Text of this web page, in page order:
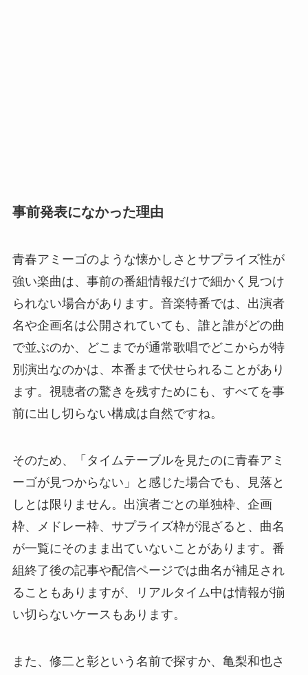
事前発表になかった理由
青春アミーゴのような懐かしさとサプライズ性が
強い楽曲は、事前の番組情報だけで細かく見つけ
られない場合があります。音楽特番では、出演者
名や企画名は公開されていても、誰と誰がどの曲
で並ぶのか、どこまでが通常歌唱でどこからが特
別演出なのかは、本番まで伏せられることがあり
ます。視聴者の驚きを残すためにも、すべてを事
前に出し切らない構成は自然ですね。
そのため、「タイムテーブルを見たのに青春アミ
ーゴが見つからない」と感じた場合でも、見落と
しとは限りません。出演者ごとの単独枠、企画
枠、メドレー枠、サプライズ枠が混ざると、曲名
が一覧にそのまま出ていないことがあります。番
組終了後の記事や配信ページでは曲名が補足され
ることもありますが、リアルタイム中は情報が揃
い切らないケースもあります。
また、修二と彰という名前で探すか、亀梨和也さ